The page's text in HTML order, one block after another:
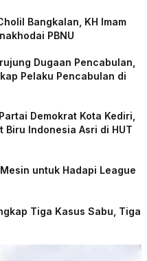
Bangkalan, KH Imam
PBNU
Dugaan Pencabulan,
Pelaku Pencabulan di
Demokrat Kota Kediri,
Biru Indonesia Asri di HUT
untuk Hadapi League
Tiga Kasus Sabu, Tiga